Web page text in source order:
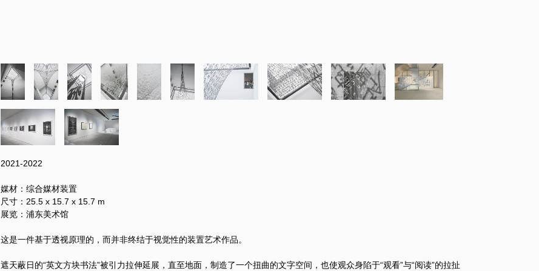
2021-2022
媒材：综合媒材装置
尺寸：25.5 x 15.7 x 15.7 m
展览：浦东美术馆
这是一件基于透视原理的，而并非终结于视觉性的装置艺术作品。
遮天蔽日的“英文方块书法”被引力拉伸延展，直至地面，制造了一个扭曲的文字空间，也使观众身陷于“观看”与“阅读”的拉扯